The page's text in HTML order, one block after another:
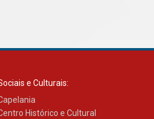
e Culturais:
Histórico e Cultural